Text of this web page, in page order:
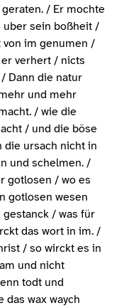
/ Er mochte
uber sein boßheit /
von im genumen /
verhert / nicts
Dann die natur
und mehr
/ wie die
/ und die böse
die ursach nicht in
und schelmen. /
gotlosen / wo es
gotlosen wesen
gestanck / was für
das wort in im. /
/ so wirckt es in
und nicht
todt und
das wax waych